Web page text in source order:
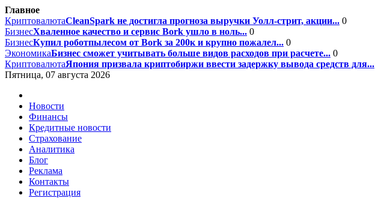
Главное
КриптовалютаCleanSpark не достигла прогноза выручки Уолл-стрит, акции... 0
БизнесХваленное качество и сервис Bork ушло в ноль... 0
БизнесКупил роботпылесом от Bork за 200к и крупно пожалел... 0
ЭкономикаБизнес сможет учитывать больше видов расходов при расчете... 0
КриптовалютаЯпония призвала криптобиржи ввести задержку вывода средств для...
Пятница, 07 августа 2026
Новости
Финансы
Кредитные новости
Страхование
Аналитика
Блог
Реклама
Контакты
Регистрация